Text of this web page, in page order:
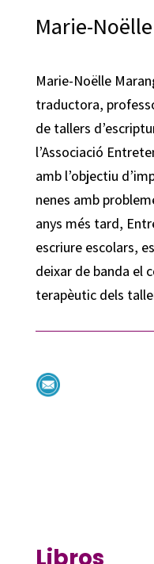
Marie-
Marie-Noëlle
traductora,
de tallers
l’Associació
amb l’objectiu
nenes amb
anys més tard,
escriure escolars,
deixar de banda el
terapèutic dels